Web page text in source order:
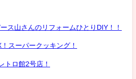
ス山さんのリフォームひとりDIY！！
スーパークッキング！
トロ館2号店！